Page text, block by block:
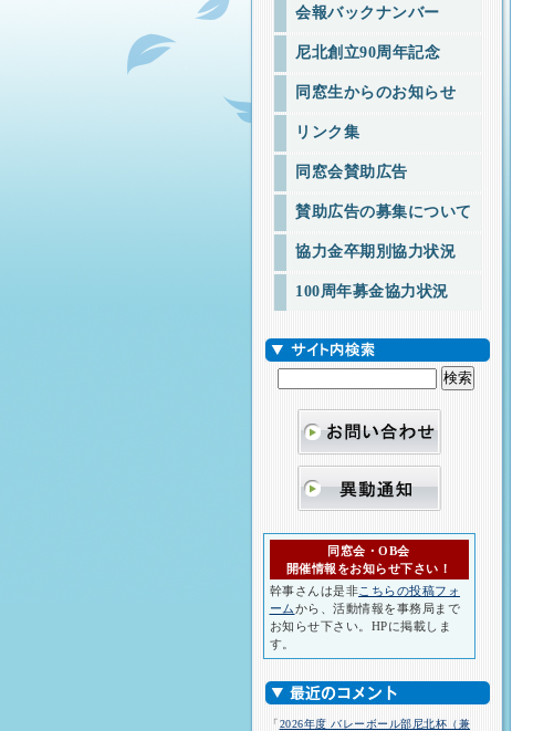
会報バックナンバー
尼北創立90周年記念
同窓生からのお知らせ
リンク集
同窓会賛助広告
賛助広告の募集について
協力金卒期別協力状況
100周年募金協力状況
同窓会・OB会
開催情報をお知らせ下さい！
幹事さんは是非こちらの投稿フォ
ームから、活動情報を事務局まで
お知らせ下さい。HPに掲載しま
す。
「2026年度 バレーボール部尼北杯（兼